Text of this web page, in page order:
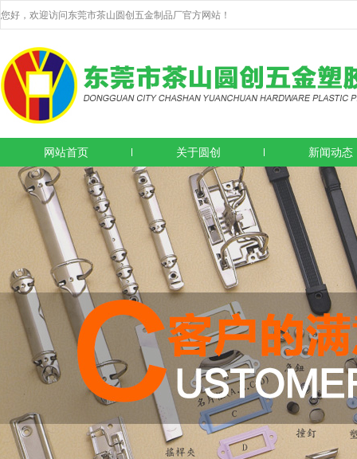
您好，欢迎访问东莞市茶山圆创五金制品厂官方网站！
网站首页 关于圆创 新闻动态